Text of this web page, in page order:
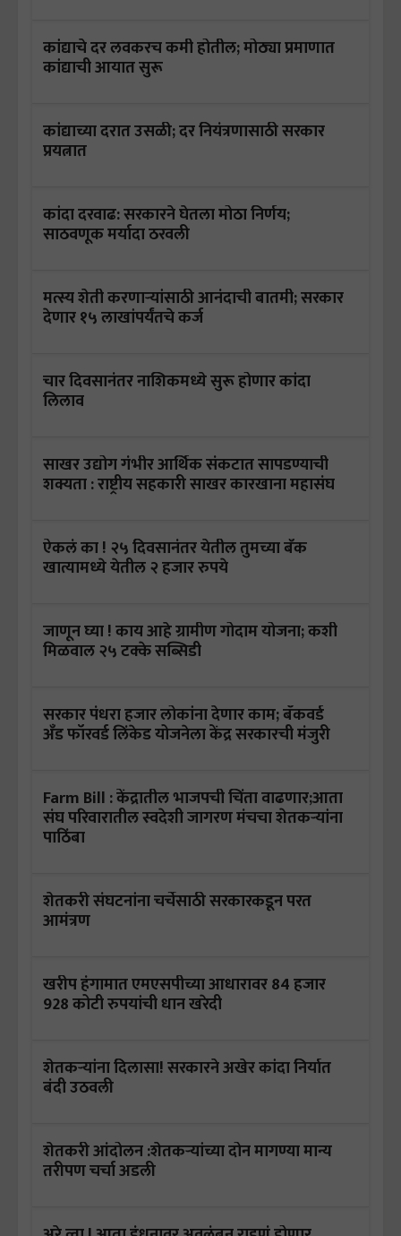
कांद्याचे दर लवकरच कमी होतील; मोठ्या प्रमाणात
कांद्याची आयात सुरू
कांद्याच्या दरात उसळी; दर नियंत्रणासाठी सरकार
प्रयत्नात
कांदा दरवाढ: सरकारने घेतला मोठा निर्णय;
साठवणूक मर्यादा ठरवली
मत्स्य शेती करणाऱ्यांसाठी आनंदाची बातमी; सरकार
देणार १५ लाखांपर्यंतचे कर्ज
चार दिवसानंतर नाशिकमध्ये सुरू होणार कांदा
लिलाव
साखर उद्योग गंभीर आर्थिक संकटात सापडण्याची
शक्यता : राष्ट्रीय सहकारी साखर कारखाना महासंघ
ऐकलं का ! २५ दिवसानंतर येतील तुमच्या बँक
खात्यामध्ये येतील २ हजार रुपये
जाणून घ्या ! काय आहे ग्रामीण गोदाम योजना; कशी
मिळवाल २५ टक्के सब्सिडी
सरकार पंधरा हजार लोकांना देणार काम; बॅकवर्ड
अँड फॉरवर्ड लिंकेड योजनेला केंद्र सरकारची मंजुरी
Farm Bill : केंद्रातील भाजपची चिंता वाढणार;आता
संघ परिवारातील स्वदेशी जागरण मंचचा शेतकऱ्यांना
पाठिंबा
शेतकरी संघटनांना चर्चेसाठी सरकारकडून परत
आमंत्रण
खरीप हंगामात एमएसपीच्या आधारावर 84 हजार
928 कोटी रुपयांची धान खरेदी
शेतकऱ्यांना दिलासा! सरकारने अखेर कांदा निर्यात
बंदी उठवली
शेतकरी आंदोलन :शेतकऱ्यांच्या दोन मागण्या मान्य
तरीपण चर्चा अडली